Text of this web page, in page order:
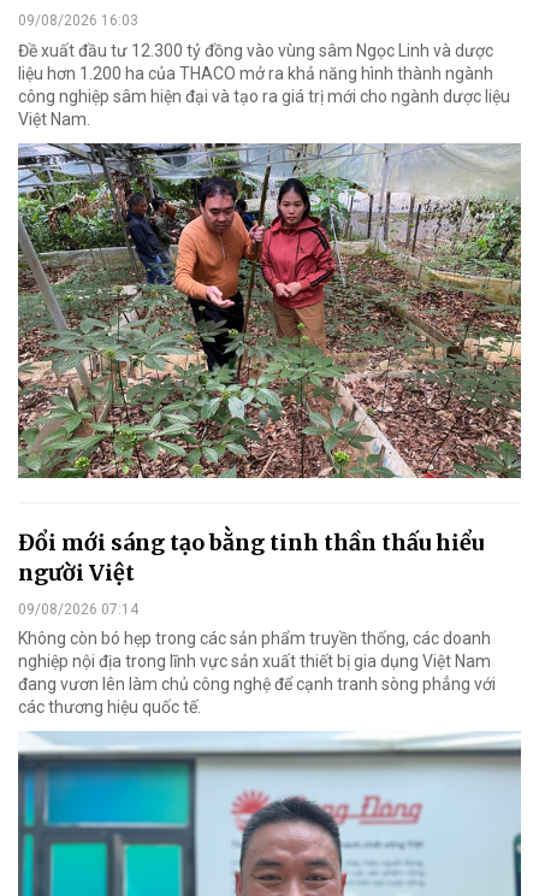
09/08/2026 16:03
Đề xuất đầu tư 12.300 tỷ đồng vào vùng sâm Ngọc Linh và dược
liệu hơn 1.200 ha của THACO mở ra khả năng hình thành ngành
công nghiệp sâm hiện đại và tạo ra giá trị mới cho ngành dược liệu
Việt Nam.
Đổi mới sáng tạo bằng tinh thần thấu hiểu
người Việt
09/08/2026 07:14
Không còn bó hẹp trong các sản phẩm truyền thống, các doanh
nghiệp nội địa trong lĩnh vực sản xuất thiết bị gia dụng Việt Nam
đang vươn lên làm chủ công nghệ để cạnh tranh sòng phẳng với
các thương hiệu quốc tế.